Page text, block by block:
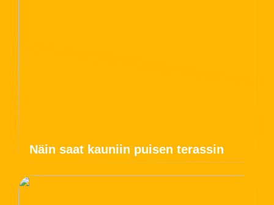
Näin saat kauniin puisen terassin